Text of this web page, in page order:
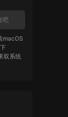
吧
macOS
双系统